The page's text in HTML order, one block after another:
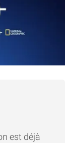
est déjà